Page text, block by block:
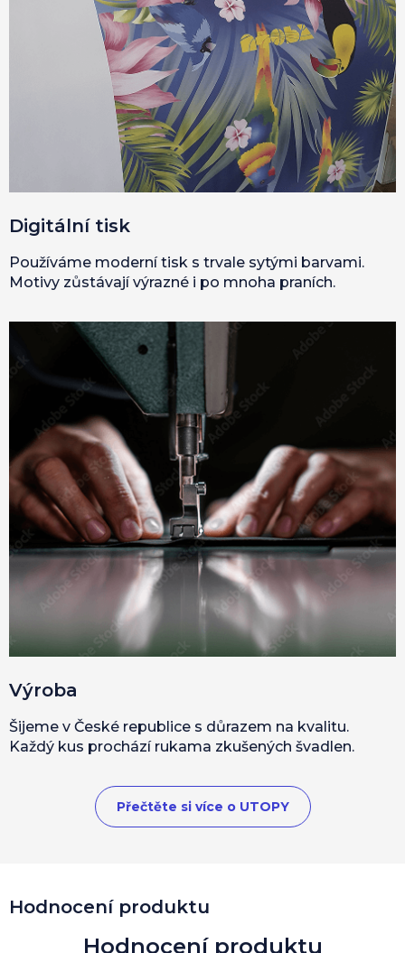
Hodnocení produktu
Digitální tisk
Používáme moderní tisk s trvale sytými barvami.
Motivy zůstávají výrazné i po mnoha praních.
Výroba
Šijeme v České republice s důrazem na kvalitu.
Každý kus prochází rukama zkušených švadlen.
Přečtěte si více o UTOPY